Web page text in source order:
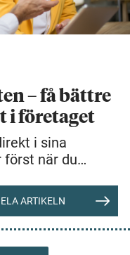
– få bättre
i företaget
i sina
först när du…
ARTIKELN